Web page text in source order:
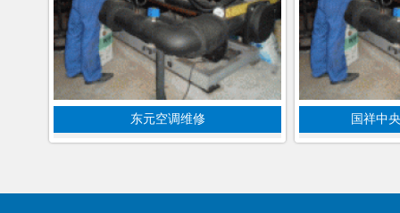
东元空调维修 国祥中